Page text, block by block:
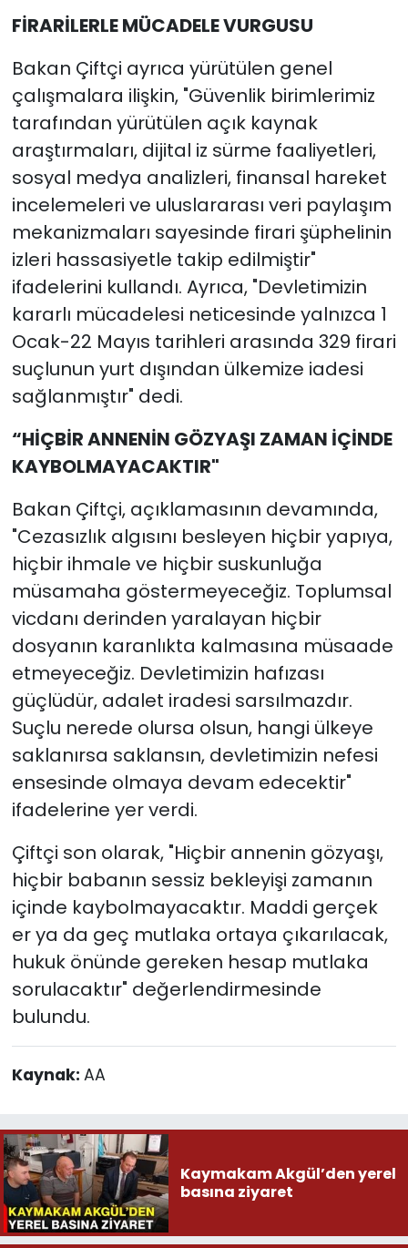
FİRARİLERLE MÜCADELE VURGUSU
Bakan Çiftçi ayrıca yürütülen genel
çalışmalara ilişkin, "Güvenlik birimlerimiz
tarafından yürütülen açık kaynak
araştırmaları, dijital iz sürme faaliyetleri,
sosyal medya analizleri, finansal hareket
incelemeleri ve uluslararası veri paylaşım
mekanizmaları sayesinde firari şüphelinin
izleri hassasiyetle takip edilmiştir"
ifadelerini kullandı. Ayrıca, "Devletimizin
kararlı mücadelesi neticesinde yalnızca 1
Ocak-22 Mayıs tarihleri arasında 329 firari
suçlunun yurt dışından ülkemize iadesi
sağlanmıştır" dedi.
“HİÇBİR ANNENİN GÖZYAŞI ZAMAN İÇİNDE
KAYBOLMAYACAKTIR"
Bakan Çiftçi, açıklamasının devamında,
"Cezasızlık algısını besleyen hiçbir yapıya,
hiçbir ihmale ve hiçbir suskunluğa
müsamaha göstermeyeceğiz. Toplumsal
vicdanı derinden yaralayan hiçbir
dosyanın karanlıkta kalmasına müsaade
etmeyeceğiz. Devletimizin hafızası
güçlüdür, adalet iradesi sarsılmazdır.
Suçlu nerede olursa olsun, hangi ülkeye
saklanırsa saklansın, devletimizin nefesi
ensesinde olmaya devam edecektir"
ifadelerine yer verdi.
Çiftçi son olarak, "Hiçbir annenin gözyaşı,
hiçbir babanın sessiz bekleyişi zamanın
içinde kaybolmayacaktır. Maddi gerçek
er ya da geç mutlaka ortaya çıkarılacak,
hukuk önünde gereken hesap mutlaka
sorulacaktır" değerlendirmesinde
bulundu.
Kaynak: AA
Kaymakam Akgül’den yerel
basına ziyaret